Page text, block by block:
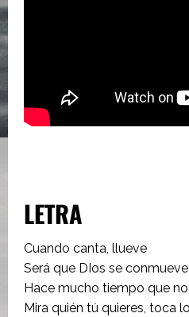
LETRA
Cuando canta, llueve
Será que DIos se conmueve
Hace mucho tiempo que
Mira quién tú quieres, toca